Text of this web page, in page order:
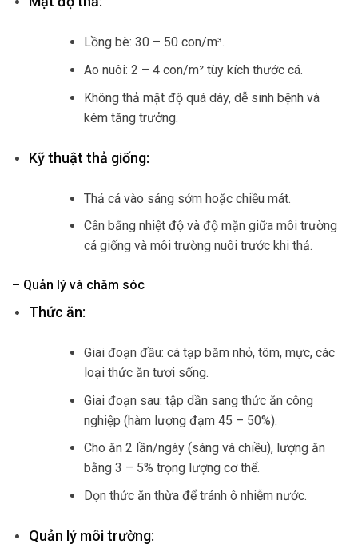
Lồng bè: 30 – 50 con/m³.
Ao nuôi: 2 – 4 con/m² tùy kích thước cá.
Không thả mật độ quá dày, dễ sinh bệnh và
kém tăng trưởng.
Kỹ thuật thả giống:
Thả cá vào sáng sớm hoặc chiều mát.
Cân bằng nhiệt độ và độ mặn giữa môi trường
cá giống và môi trường nuôi trước khi thả.
– Quản lý và chăm sóc
Thức ăn:
Giai đoạn đầu: cá tạp băm nhỏ, tôm, mực, các
loại thức ăn tươi sống.
Giai đoạn sau: tập dần sang thức ăn công
nghiệp (hàm lượng đạm 45 – 50%).
Cho ăn 2 lần/ngày (sáng và chiều), lượng ăn
bằng 3 – 5% trọng lượng cơ thể.
Dọn thức ăn thừa để tránh ô nhiễm nước.
Quản lý môi trường: